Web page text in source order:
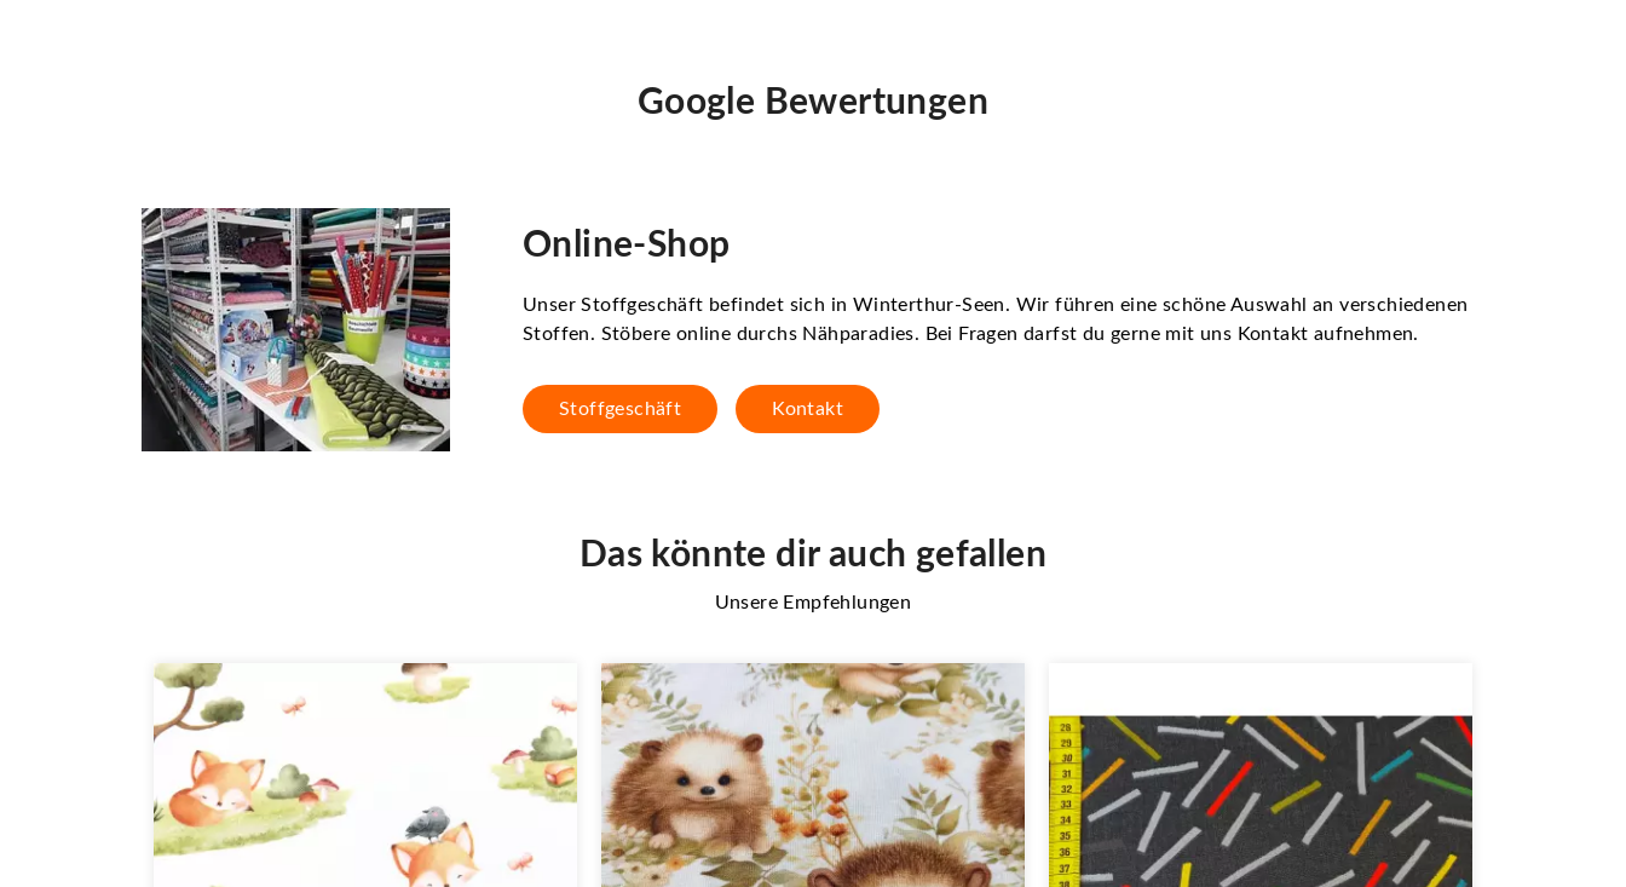
Google Bewertungen
Online-Shop
Unser Stoffgeschäft befindet sich in Winterthur-Seen. Wir führen eine schöne Auswahl an verschiedenen
Stoffen. Stöbere online durchs Nähparadies. Bei Fragen darfst du gerne mit uns Kontakt aufnehmen.
Stoffgeschäft Kontakt
Das könnte dir auch gefallen
Unsere Empfehlungen